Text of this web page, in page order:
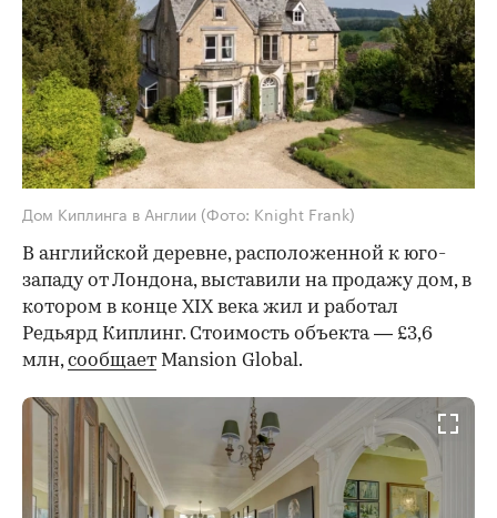
Дом Киплинга в Англии (Фото: Knight Frank)
В английской деревне, расположенной к юго-
западу от Лондона, выставили на продажу дом, в
котором в конце XIX века жил и работал
Редьярд Киплинг. Стоимость объекта — £3,6
млн,сообщает Mansion Global.